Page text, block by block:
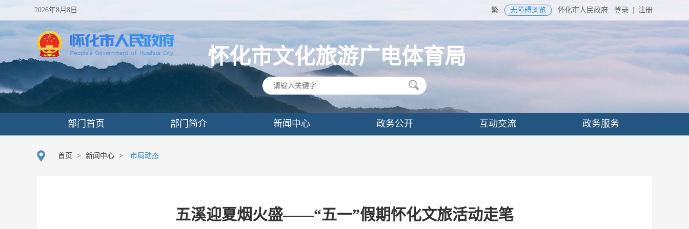
2026年8月8日 繁 无障碍浏览 怀化市人民政府 登录 注册
怀化市文化旅游广电体育局
部门首页 部门简介 新闻中心 政务公开 互动交流 政务服务
首页 > 新闻中心 > 市局动态
五溪迎夏烟火盛——“五一”假期怀化文旅活动走笔